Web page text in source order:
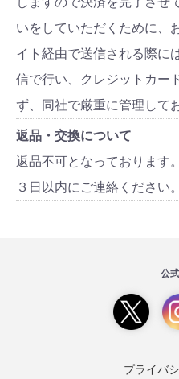
いをしていただくために、
イト経由で送信される際に
信で行い、クレジットカー
ず、同社で厳重に管理して
返品・交換について
返品不可となっております
３日以内にご連絡ください。
公
プライバ